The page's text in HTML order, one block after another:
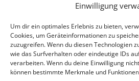
Einwilligung
Um dir ein optimales Erlebnis zu bieten,
Cookies, um Geräteinformationen zu
zuzugreifen. Wenn du diesen Technologien
wie das Surfverhalten oder eindeutige IDs
verarbeiten. Wenn du deine Einwilligung
können bestimmte Merkmale und